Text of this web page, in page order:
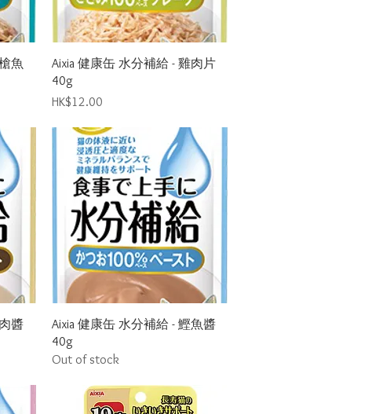
魚
Quick View
Aixia 健康缶 水分補給 - 雞肉片
40g
Price
HK$12.00
醬
Quick View
Aixia 健康缶 水分補給 - 鰹魚醬
40g
Out of stock